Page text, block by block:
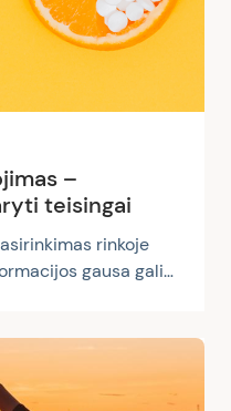
dulkių erkučių
palankios sąlygos
–
teisingai
rinkoje
gausa gali
maisto
savo
maistinėmis